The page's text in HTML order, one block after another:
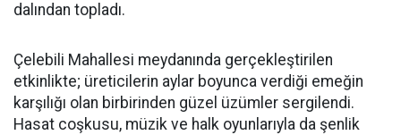
dalından topladı.
Çelebili Mahallesi meydanında gerçekleştirilen
etkinlikte; üreticilerin aylar boyunca verdiği emeğin
karşılığı olan birbirinden güzel üzümler sergilendi.
Hasat coşkusu, müzik ve halk oyunlarıyla da şenlik